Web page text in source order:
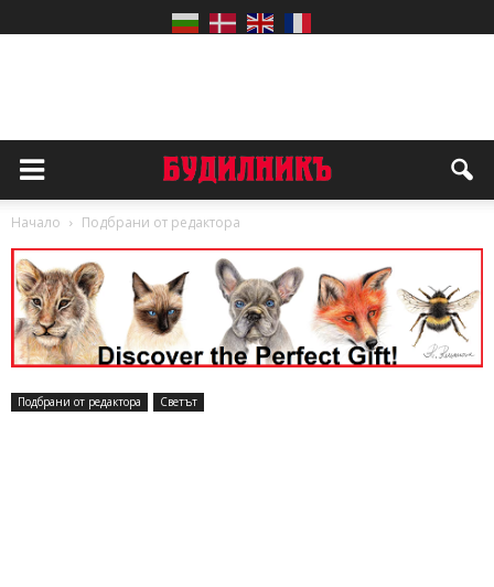
Начало Подбрани от редактора
Подбрани от редактора Светът